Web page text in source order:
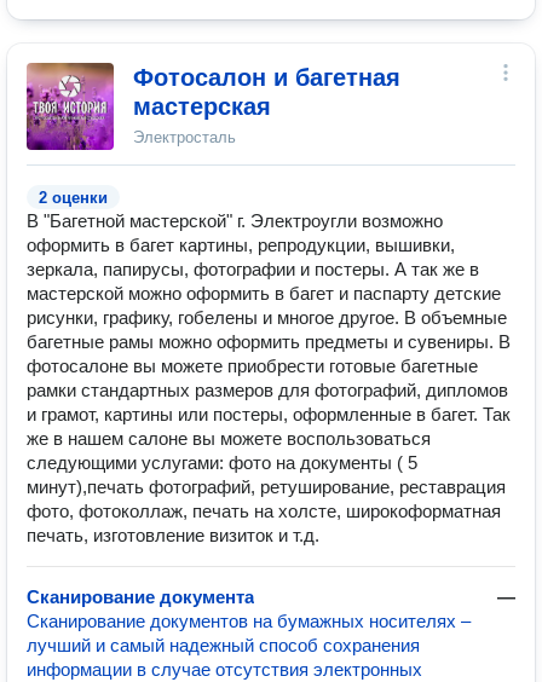
Фотосалон и багетная
мастерская
Электросталь
2 оценки
В "Багетной мастерской" г. Электроугли возможно
оформить в багет картины, репродукции, вышивки,
зеркала, папирусы, фотографии и постеры. А так же в
мастерской можно оформить в багет и паспарту детские
рисунки, графику, гобелены и многое другое. В объемные
багетные рамы можно оформить предметы и сувениры. В
фотосалоне вы можете приобрести готовые багетные
рамки стандартных размеров для фотографий, дипломов
и грамот, картины или постеры, оформленные в багет. Так
же в нашем салоне вы можете воспользоваться
следующими услугами: фото на документы ( 5
минут),печать фотографий, ретуширование, реставрация
фото, фотоколлаж, печать на холсте, широкоформатная
печать, изготовление визиток и т.д.
Сканирование документа
—
Сканирование документов на бумажных носителях –
лучший и самый надежный способ сохранения
информации в случае отсутствия электронных